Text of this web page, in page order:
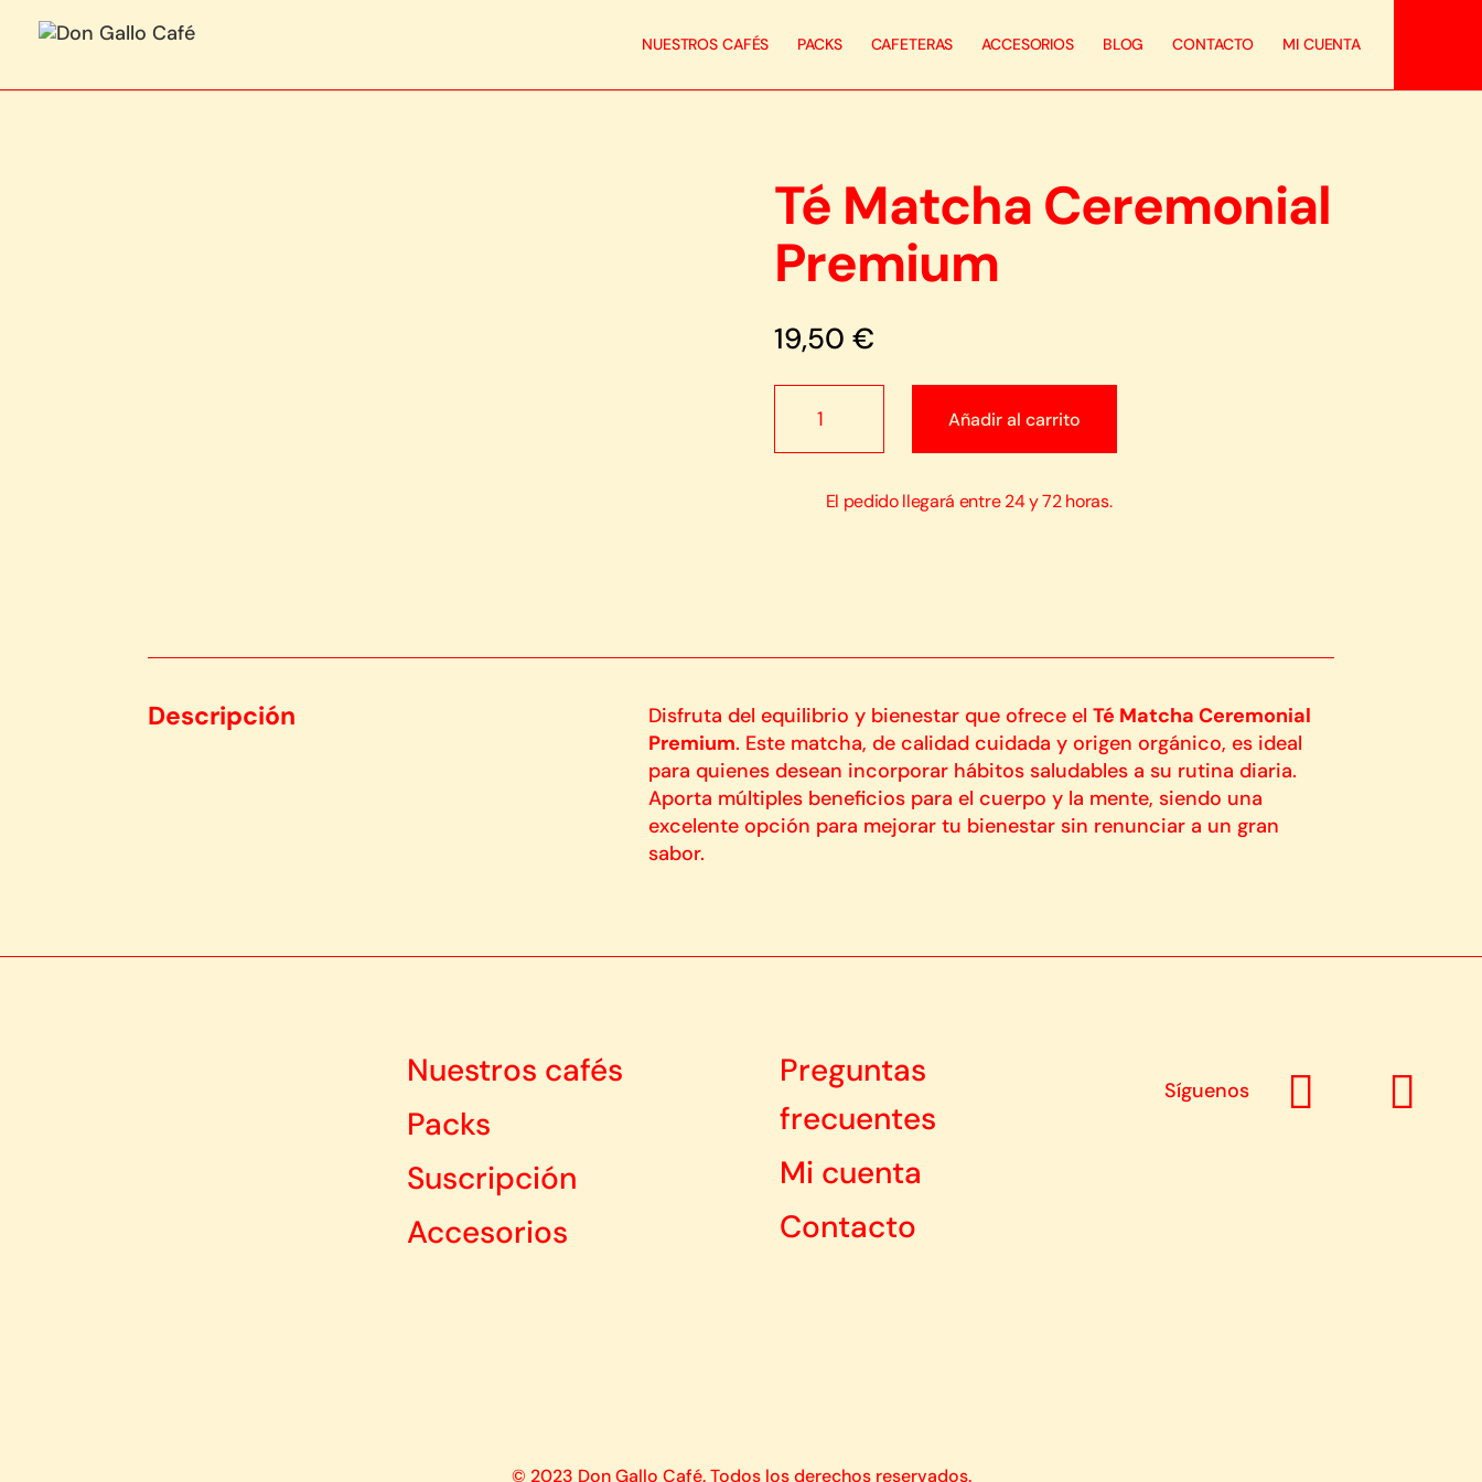
NUESTROS CAFÉS PACKS CAFETERAS ACCESORIOS BLOG CONTACTO MI CUENTA
Té Matcha Ceremonial
Premium
19,50 €
Matcha
Ceremonial
cantidad
Añadir al carrito
El pedido llegará entre 24 y 72 horas.
Descripción Disfruta del equilibrio y bienestar que ofrece elTé Matcha Ceremonial
Premium. Este matcha, de calidad cuidada y origen orgánico, es ideal
para quienes desean incorporar hábitos saludables a su rutina diaria.
Aporta múltiples beneficios para el cuerpo y la mente, siendo una
excelente opción para mejorar tu bienestar sin renunciar a un gran
sabor.
Nuestros cafés
Packs
Suscripción
Accesorios
Preguntas
frecuentes
Mi cuenta
Contacto
© 2023 Don Gallo Café. Todos los derechos reservados.